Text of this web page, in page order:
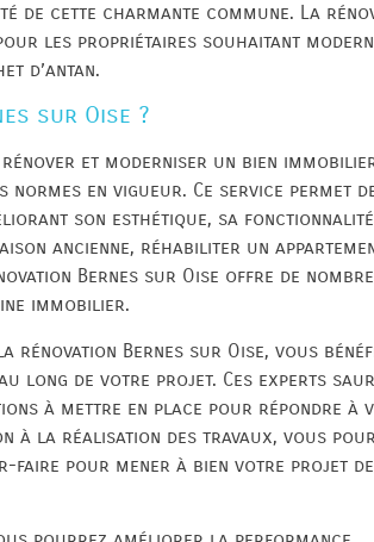
de cette charmante commune. La
les propriétaires souhaitant
d’antan.
sur Oise ?
et moderniser un bien
en vigueur. Ce service permet
son esthétique, sa
ancienne, réhabiliter un
Bernes sur Oise offre de
immobilier.
rénovation Bernes sur Oise, vous
long de votre projet. Ces experts
à mettre en place pour répondre à
à la réalisation des travaux, vous
pour mener à bien votre projet de